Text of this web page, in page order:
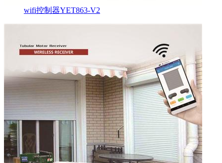
wifi控制器YET863-V2